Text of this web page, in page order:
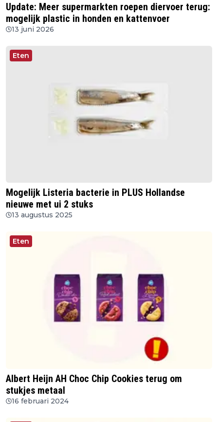
Update: Meer supermarkten roepen diervoer terug:
mogelijk plastic in honden en kattenvoer
13 juni 2026
Eten
Mogelijk Listeria bacterie in PLUS Hollandse
nieuwe met ui 2 stuks
13 augustus 2025
Eten
Albert Heijn AH Choc Chip Cookies terug om
stukjes metaal
16 februari 2024